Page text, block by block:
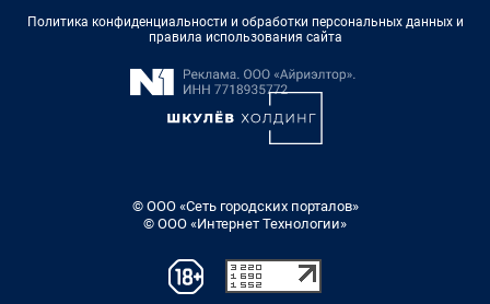
Политика конфиденциальности и обработки персональных данных и
правила использования сайта
© ООО «Сеть городских порталов»
© ООО «Интернет Технологии»